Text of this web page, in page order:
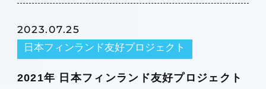
2023.07.25
日本フィンランド友好プロジェクト
2021年 日本フィンランド友好プロジェクト